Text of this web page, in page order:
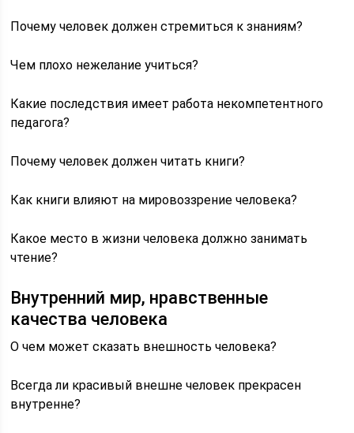
Почему человек должен стремиться к знаниям?
Чем плохо нежелание учиться?
Какие последствия имеет работа некомпетентного
педагога?
Почему человек должен читать книги?
Как книги влияют на мировоззрение человека?
Какое место в жизни человека должно занимать
чтение?
Внутренний мир, нравственные
качества человека
О чем может сказать внешность человека?
Всегда ли красивый внешне человек прекрасен
внутренне?